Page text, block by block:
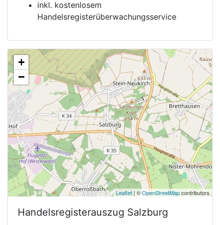
inkl. kostenlosem
Handelsregisterüberwachungsservice
+
−
Leaflet | ©OpenStreetMapcontributors
Handelsregisterauszug Salzburg